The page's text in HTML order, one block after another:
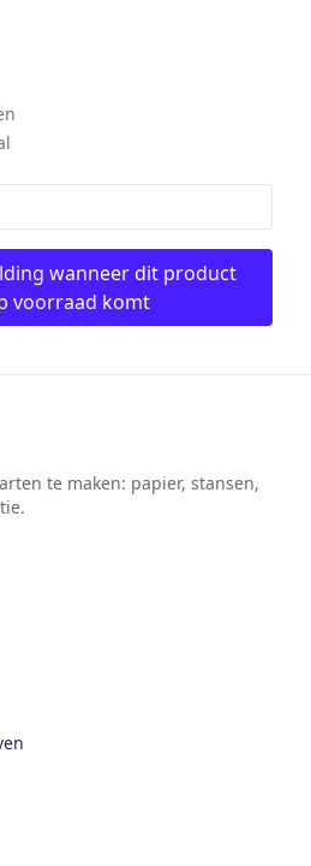
wanneer dit product
voorraad komt
te maken: papier, stansen,